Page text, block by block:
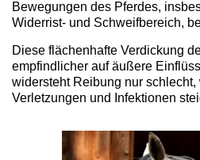
Bewegungen des Pferdes,
Widerrist- und Schweifbereich,
Diese flächenhafte Verdickung
empfindlicher auf äußere
widersteht Reibung nur
Verletzungen und Infektionen